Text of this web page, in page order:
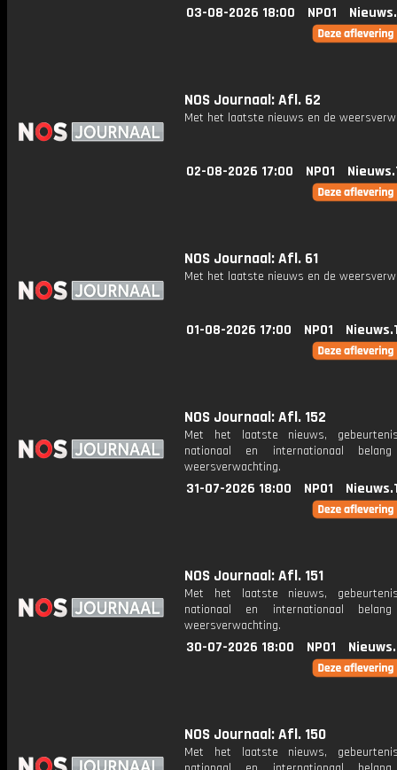
03-08-2026 18:00 NPO1
NOS Journaal: Afl. 62
Met het laatste nieuws en de
02-08-2026 17:00 NPO1
NOS Journaal: Afl. 61
Met het laatste nieuws en de
01-08-2026 17:00 NPO1
NOS Journaal: Afl. 152
Met het laatste nieuws,
nationaal en internationaal
weersverwachting.
31-07-2026 18:00 NPO1
NOS Journaal: Afl. 151
Met het laatste nieuws,
nationaal en internationaal
weersverwachting.
30-07-2026 18:00 NPO1
NOS Journaal: Afl. 150
Met het laatste nieuws,